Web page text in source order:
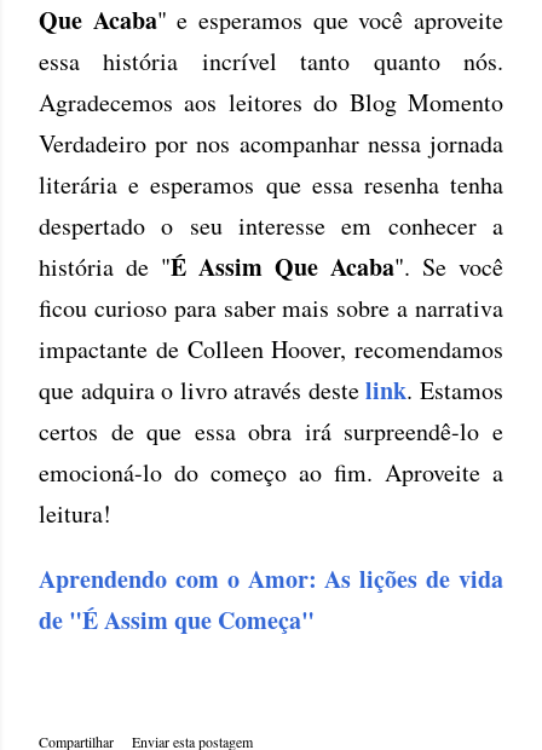
Que Acaba" e esperamos que você aproveite
essa história incrível tanto quanto nós.
Agradecemos aos leitores do Blog Momento
Verdadeiro por nos acompanhar nessa jornada
literária e esperamos que essa resenha tenha
despertado o seu interesse em conhecer a
história de "É Assim Que Acaba". Se você
ficou curioso para saber mais sobre a narrativa
impactante de Colleen Hoover, recomendamos
que adquira o livro através destelink. Estamos
certos de que essa obra irá surpreendê-lo e
emocioná-lo do começo ao fim. Aproveite a
leitura!
Aprendendo com o Amor: As lições de vida
de "É Assim que Começa"
Compartilhar
Enviar esta postagem